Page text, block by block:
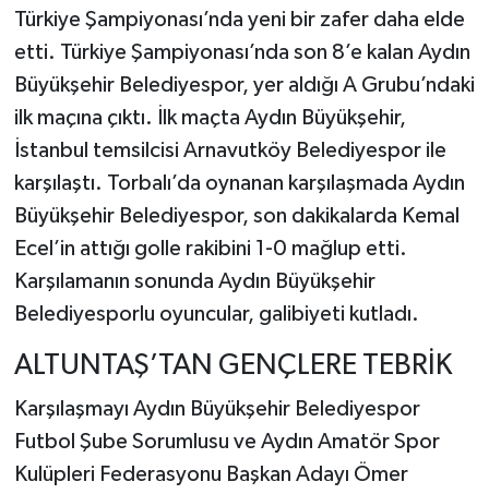
Türkiye Şampiyonası’nda yeni bir zafer daha elde
etti. Türkiye Şampiyonası’nda son 8’e kalan Aydın
Büyükşehir Belediyespor, yer aldığı A Grubu’ndaki
ilk maçına çıktı. İlk maçta Aydın Büyükşehir,
İstanbul temsilcisi Arnavutköy Belediyespor ile
karşılaştı. Torbalı’da oynanan karşılaşmada Aydın
Büyükşehir Belediyespor, son dakikalarda Kemal
Ecel’in attığı golle rakibini 1-0 mağlup etti.
Karşılamanın sonunda Aydın Büyükşehir
Belediyesporlu oyuncular, galibiyeti kutladı.
ALTUNTAŞ’TAN GENÇLERE TEBRİK
Karşılaşmayı Aydın Büyükşehir Belediyespor
Futbol Şube Sorumlusu ve Aydın Amatör Spor
Kulüpleri Federasyonu Başkan Adayı Ömer